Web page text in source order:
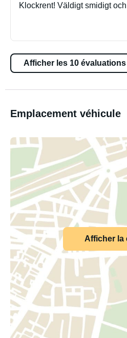
Klockrent! Väldigt smidigt
Afficher les 10 évaluations
Emplacement véhicule
Afficher la